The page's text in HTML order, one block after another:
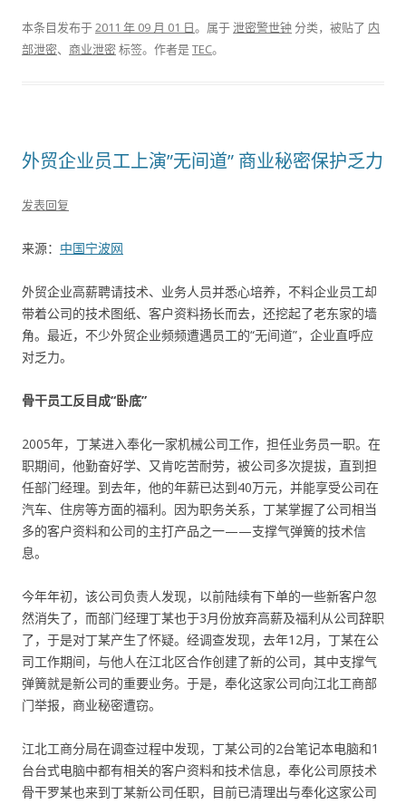
本条目发布于2011 年 09 月 01 日。属于泄密警世钟 分类，被贴了 内
部泄密、 商业泄密标签。 作者是TEC。
外贸企业员工上演”无间道” 商业秘密保护乏力
发表回复
来源： 中国宁波网
外贸企业高薪聘请技术、业务人员并悉心培养，不料企业员工却
带着公司的技术图纸、客户资料扬长而去，还挖起了老东家的墙
角。最近，不少外贸企业频频遭遇员工的“无间道”，企业直呼应
对乏力。
骨干员工反目成“卧底”
2005年，丁某进入奉化一家机械公司工作，担任业务员一职。在
职期间，他勤奋好学、又肯吃苦耐劳，被公司多次提拔，直到担
任部门经理。到去年，他的年薪已达到40万元，并能享受公司在
汽车、住房等方面的福利。因为职务关系，丁某掌握了公司相当
多的客户资料和公司的主打产品之一——支撑气弹簧的技术信
息。
今年年初，该公司负责人发现，以前陆续有下单的一些新客户忽
然消失了，而部门经理丁某也于3月份放弃高薪及福利从公司辞职
了，于是对丁某产生了怀疑。经调查发现，去年12月，丁某在公
司工作期间，与他人在江北区合作创建了新的公司，其中支撑气
弹簧就是新公司的重要业务。于是，奉化这家公司向江北工商部
门举报，商业秘密遭窃。
江北工商分局在调查过程中发现，丁某公司的2台笔记本电脑和1
台台式电脑中都有相关的客户资料和技术信息，奉化公司原技术
骨干罗某也来到丁某新公司任职，目前已清理出与奉化这家公司